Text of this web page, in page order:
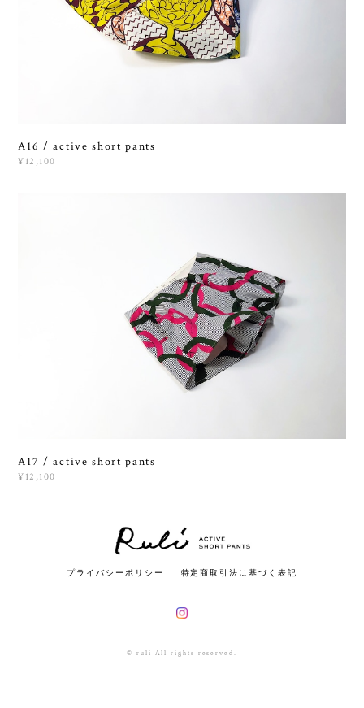
A16 / active short pants
¥12,100
A17 / active short pants
¥12,100
プライバシーポリシー 特定商取引法に基づく表記
© ruli All rights reserved.